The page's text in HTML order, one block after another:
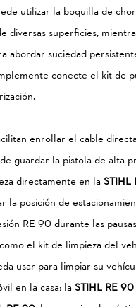
utilizar la boquilla de
diversas superficies,
abordar suciedad
conecte el kit de
enrollar el cable
guardar la pistola de alta
directamente en laSTIHL
la posición de
RE 90 durante las
el kit de limpieza del
usar para limpiar su
en la casa: laSTIHL RE 90